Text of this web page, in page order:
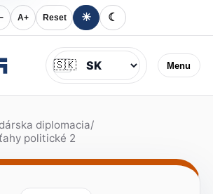
A+ Reset ☀ ☾
Menu
Jazyk
🇸🇰
diplomacia/
politické 2